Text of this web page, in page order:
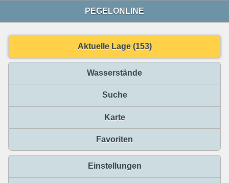
PEGELONLINE
Aktuelle Lage (153)
Wasserstände
Suche
Karte
Favoriten
Einstellungen